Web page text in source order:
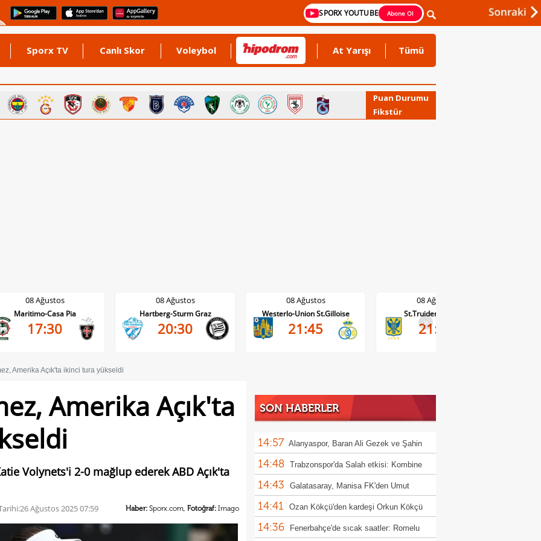
SPORX YOUTUBE Abone Ol
Sporx TV Canlı Skor Voleybol At Yarışı Tümü
Puan Durumu
Fikstür
08 Ağustos
Maritimo-Casa Pia
17:30
08 Ağustos
Hartberg-Sturm Graz
20:30
08 Ağustos
Westerlo-Union St.Gilloise
21:45
08 Ağustos
St.Truiden-Lommel
21:45
>
Amerika Açık'ta ikinci tura yükseldi
Amerika Açık'ta
Volynets'i 2-0 mağlup ederek ABD Açık'ta
26 Ağustos 2025 07:59 Haber: Sporx.com, Fotoğraf: Imago
SON HABERLER
14:57 Alanyaspor, Baran Ali Gezek ve Şahin
Dik'i kadrosuna kattı
14:48 Trabzonspor'da Salah etkisi: Kombine
satışlarında rekor!
14:43 Galatasaray, Manisa FK'den Umut
Erdem'i kadrosuna kattı
14:41 Ozan Kökçü'den kardeşi Orkun Kökçü
için açıklama!
14:36 Fenerbahçe'de sıcak saatler: Romelu